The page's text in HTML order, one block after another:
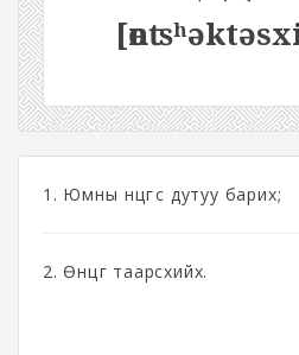
1. Юмны өнцгөөс дутуу барих;
2. Өнцөг таарсхийх.